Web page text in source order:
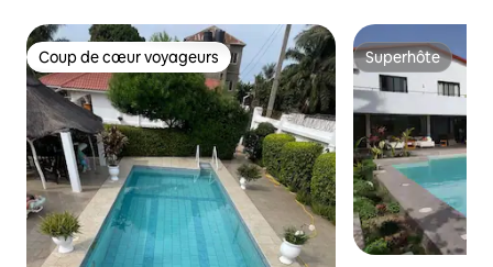
Coup de cœur voyageurs
Coup de cœur voyageurs Superhôte
Superhôte